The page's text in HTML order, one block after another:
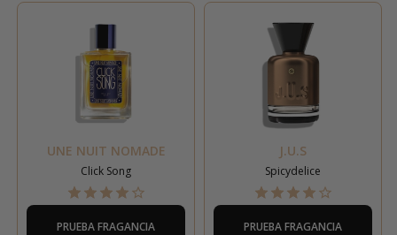
UNE NUIT NOMADE
Click Song
PRUEBA FRAGANCIA
J.U.S
Spicydelice
PRUEBA FRAGANCIA